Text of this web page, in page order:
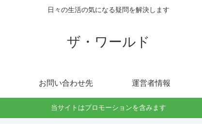
日々の生活の気になる疑問を解決します
ザ・ワールド
お問い合わせ先 運営者情報
当サイトはプロモーションを含みます